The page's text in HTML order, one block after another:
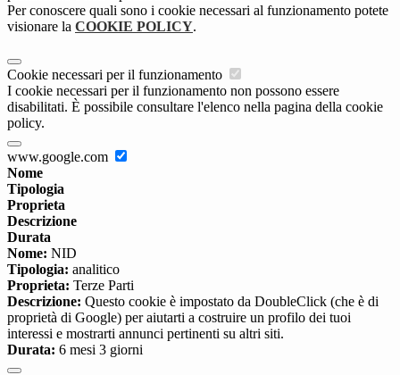
Per conoscere quali sono i cookie necessari al funzionamento potete
visionare la COOKIE POLICY.
Cookie necessari per il funzionamento
I cookie necessari per il funzionamento non possono essere
disabilitati. È possibile consultare l'elenco nella pagina della cookie
policy.
www.google.com
Nome
Tipologia
Proprieta
Descrizione
Durata
Nome: NID
Tipologia: analitico
Proprieta: Terze Parti
Descrizione: Questo cookie è impostato da DoubleClick (che è di
proprietà di Google) per aiutarti a costruire un profilo dei tuoi
interessi e mostrarti annunci pertinenti su altri siti.
Durata: 6 mesi 3 giorni